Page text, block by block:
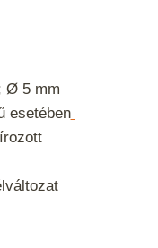
Ø 5 mm
esetében